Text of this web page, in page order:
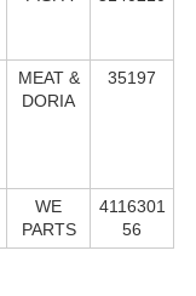
MEAT &
DORIA
35197
WE
PARTS
4116301
56